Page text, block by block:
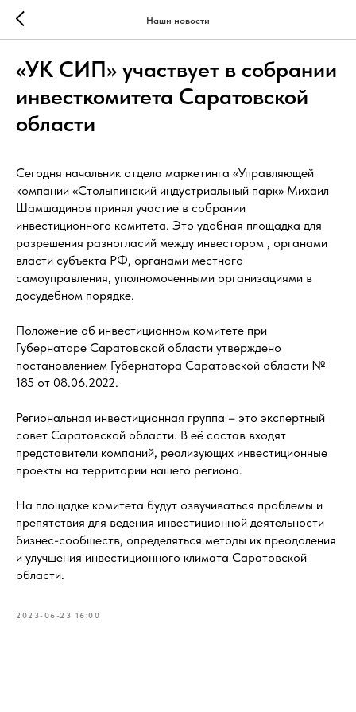
Наши новости
«УК СИП» участвует в собрании
инвесткомитета Саратовской
области
Сегодня начальник отдела маркетинга «Управляющей
компании «Столыпинский индустриальный парк» Михаил
Шамшадинов принял участие в собрании
инвестиционного комитета. Это удобная площадка для
разрешения разногласий между инвестором , органами
власти субъекта РФ, органами местного
самоуправления, уполномоченными организациями в
досудебном порядке.
Положение об инвестиционном комитете при
Губернаторе Саратовской области утверждено
постановлением Губернатора Саратовской области №
185 от 08.06.2022.
Региональная инвестиционная группа – это экспертный
совет Саратовской области. В еë состав входят
представители компаний, реализующих инвестиционные
проекты на территории нашего региона.
На площадке комитета будут озвучиваться проблемы и
препятствия для ведения инвестиционной деятельности
бизнес-сообществ, определяться методы их преодоления
и улучшения инвестиционного климата Саратовской
области.
2023-06-23 16:00